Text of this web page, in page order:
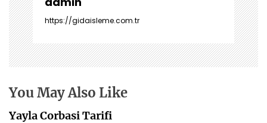
z
i
n
m
s
i
https://gidaisleme.com.tr
You May Also Like
Yayla Corbasi Tarifi